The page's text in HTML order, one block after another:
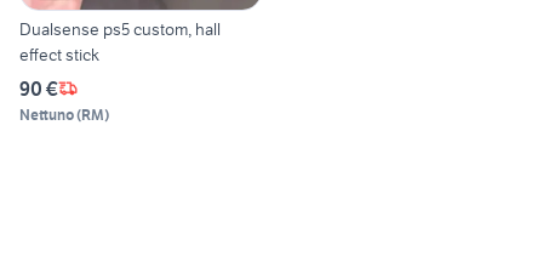
Dualsense ps5 custom, hall
effect stick
90 €
Nettuno(RM)